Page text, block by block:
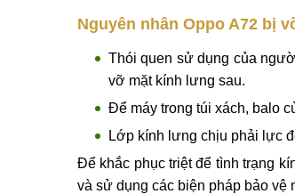
Nguyên nhân Oppo A72 bị